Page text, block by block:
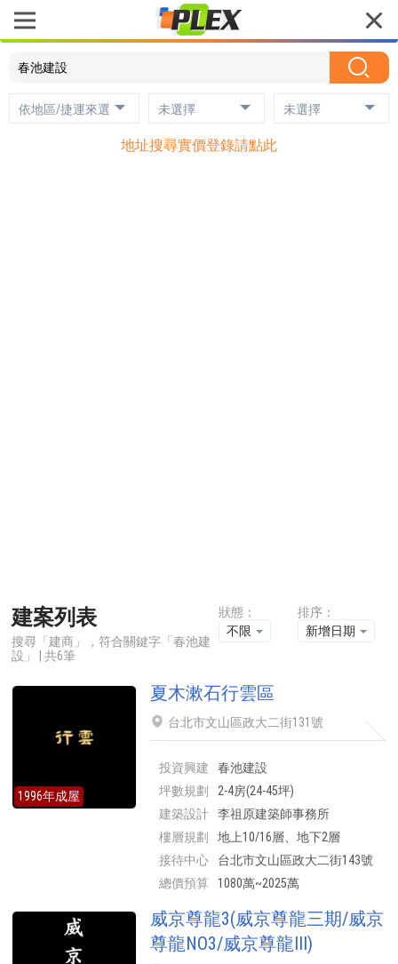
地址搜尋實價登錄請點此
依地區/捷運來選 未選擇 未選擇
建案列表
搜尋「建商」，符合關鍵字「春池建
設」 | 共6筆
狀態：
不限
排序：
新增日期
1996年成屋
夏木漱石行雲區
台北市文山區政大二街131號
投資興建
春池建設
坪數規劃
2-4房(24-45坪)
建築設計
李祖原建築師事務所
樓層規劃
地上10/16層、地下2層
接待中心
台北市文山區政大二街143號
總價預算
1080萬~2025萬
威京尊龍3(威京尊龍三期/威京
尊龍NO3/威京尊龍III)